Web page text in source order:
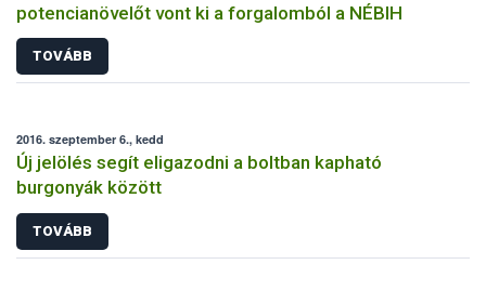
potencianövelőt vont ki a forgalomból a NÉBIH
TOVÁBB
2016. szeptember 6., kedd
Új jelölés segít eligazodni a boltban kapható
burgonyák között
TOVÁBB